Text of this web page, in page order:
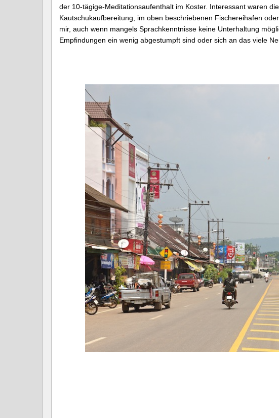
der 10-tägige-Meditationsaufenthalt im Koster. Interessant waren
Kautschukaufbereitung, im oben beschriebenen Fischereihafen
mir, auch wenn mangels Sprachkenntnisse keine Unterhaltung
Empfindungen ein wenig abgestumpft sind oder sich an das viele